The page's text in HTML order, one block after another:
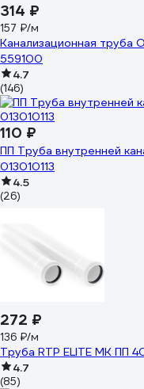
314 ₽
157 ₽/м
Канализационная
559100
4.7
(146)
110 ₽
ПП Труба внутренней
013010113
4.5
(26)
272 ₽
136 ₽/м
Труба RTP ELITE МК ПП
4.7
(85)